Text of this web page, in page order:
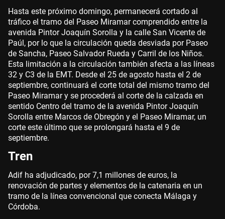
Hasta este próximo domingo, permanecerá cortado al
tráfico el tramo del Paseo Miramar comprendido entre la
avenida Pintor Joaquín Sorolla y la calle San Vicente de
Paúl, por lo que la circulación queda desviada por Paseo
de Sancha, Paseo Salvador Rueda y Carril de los Niños.
Esta limitación a la circulación también afecta a las líneas
32 y C3 de la EMT. Desde el 25 de agosto hasta el 2 de
septiembre, continuará el corte total del mismo tramo del
Paseo Miramar y se procederá al corte de la calzada en
sentido Centro del tramo de la avenida Pintor Joaquín
Sorolla entre Marcos de Obregón y el Paseo Miramar, un
corte este último que se prolongará hasta el 9 de
septiembre.
Tren
Adif ha adjudicado, por 7,1 millones de euros, la
renovación de partes y elementos de la catenaria en un
tramo de la línea convencional que conecta Málaga y
Córdoba.